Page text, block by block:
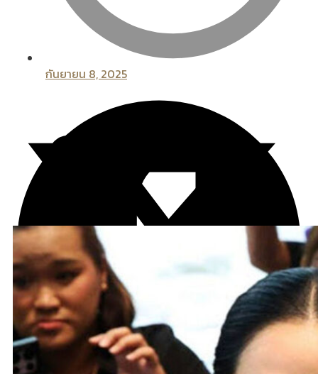
กันยายน 8, 2025